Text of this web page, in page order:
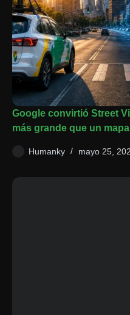
Google convirtió Street
más grande que un mapa
Humanky mayo 25,